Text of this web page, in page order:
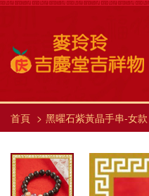
首頁 黑曜石紫黃晶手串-女款